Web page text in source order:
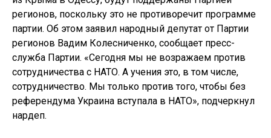
регионов, поскольку это не противоречит программе
партии. Об этом заявил народный депутат от Партии
регионов Вадим Колесниченко, сообщает пресс-
служба Партии. «Сегодня мы не возражаем против
сотрудничества с НАТО. А учения это, в том числе,
сотрудничество. Мы только против того, чтобы без
референдума Украина вступала в НАТО», подчеркнул
нардеп.